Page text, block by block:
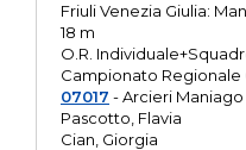
Friuli Venezia Giulia:
18 m
O.R.
Campionato Regionale
07017 - Arcieri Maniago
Pascotto, Flavia
Cian, Giorgia